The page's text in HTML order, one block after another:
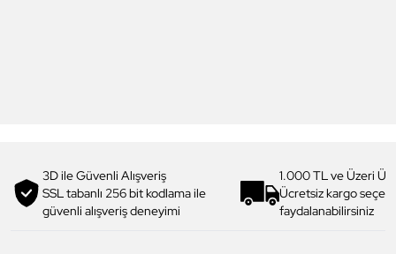
3D ile Güvenli Alışveriş
SSL tabanlı 256 bit kodlama ile
güvenli alışveriş deneyimi
1.000 TL ve Üzeri
Ücretsiz kargo
faydalanabilirsiniz